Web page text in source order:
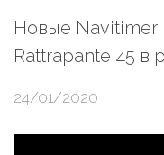
Новые Navitimer
Rattrapante 45 в
24/01/2020